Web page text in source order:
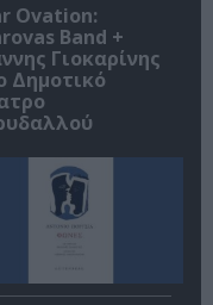
Ovation:
Band +
Γιοκαρίνης
Δημοτικό